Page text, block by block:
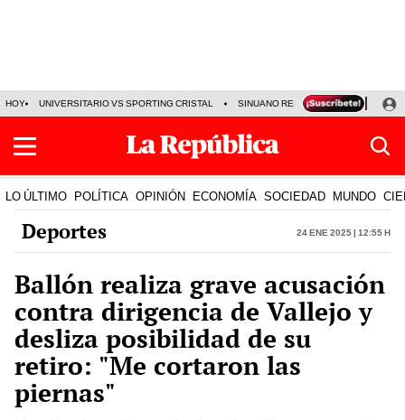
HOY UNIVERSITARIO VS SPORTING CRISTAL SINUANO RESULTADOS HOY
LO ÚLTIMO POLÍTICA OPINIÓN ECONOMÍA SOCIEDAD MUNDO
Deportes 24 Ene 2025 | 12:55 h
Ballón realiza grave acusación
contra dirigencia de Vallejo y
desliza posibilidad de su
retiro: "Me cortaron las
piernas"